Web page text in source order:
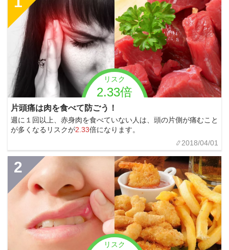
リスク
2.33倍
片頭痛は肉を食べて防ごう！
週に１回以上、赤身肉を食べていない人は、頭の片側が痛むこと
が多くなるリスクが2.33倍になります。
2018/04/01
リスク
2